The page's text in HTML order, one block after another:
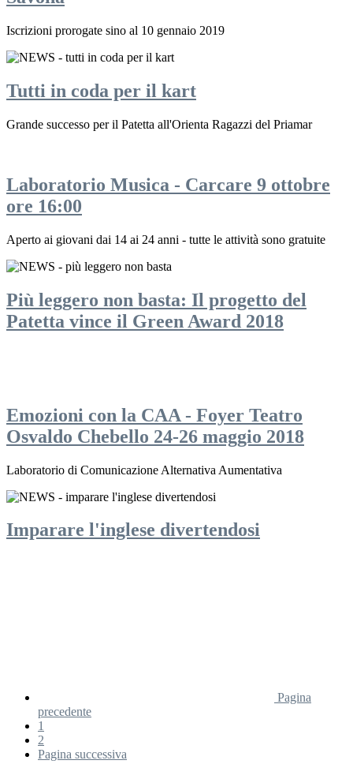
Iscrizioni prorogate sino al 10 gennaio 2019
Tutti in coda per il kart
Grande successo per il Patetta all'Orienta Ragazzi del Priamar
Laboratorio Musica - Carcare 9 ottobre
ore 16:00
Aperto ai giovani dai 14 ai 24 anni - tutte le attività sono gratuite
Più leggero non basta: Il progetto del
Patetta vince il Green Award 2018
Emozioni con la CAA - Foyer Teatro
Osvaldo Chebello 24-26 maggio 2018
Laboratorio di Comunicazione Alternativa Aumentativa
Imparare l'inglese divertendosi
Pagina
precedente
1
2
Pagina successiva